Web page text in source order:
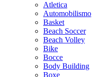
Atletica
Automobilismo
Basket
Beach Soccer
Beach Volley
Bike
Bocce
Body Building
Boxe